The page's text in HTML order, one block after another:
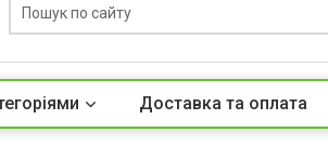
Доставка та оплата